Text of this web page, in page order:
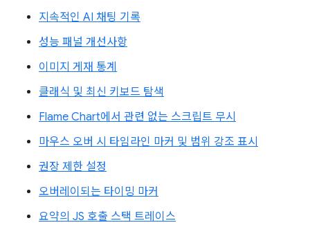
지속적인 AI 채팅 기록
성능 패널 개선사항
이미지 게재 통계
클래식 및 최신 키보드 탐색
Flame Chart에서 관련 없는 스크립트 무시
마우스 오버 시 타임라인 마커 및 범위 강조 표시
권장 제한 설정
오버레이되는 타이밍 마커
요약의 JS 호출 스택 트레이스